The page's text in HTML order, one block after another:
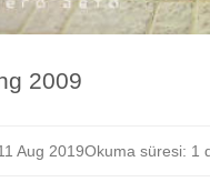
2009
Aug 2019Okuma süresi: 1